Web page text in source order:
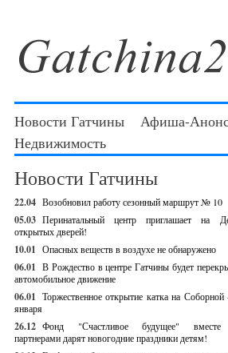
Новости Гатчины Афиша-
Недвижимость
Новости Гатчины
22.04 Возобновил работу сезонный маршрут № 10
05.03 Перинатальный центр приглашает на
открытых дверей!
10.01 Опасных веществ в воздухе не обнаружено
06.01 В Рождество в центре Гатчины будет
автомобильное движение
06.01 Торжественное открытие катка на
января
26.12 Фонд "Счастливое будущее"
партнерами дарят новогодние праздники детям!